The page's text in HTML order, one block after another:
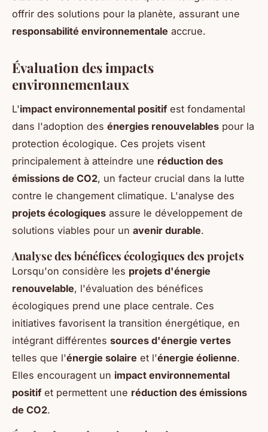
offrir des solutions pour la planète, assurant une
responsabilité environnementale accrue.
Évaluation des impacts
environnementaux
L'impact environnemental positifest fondamental
dans l'adoption des énergies renouvelables pour la
protection écologique. Ces projets visent
principalement à atteindre une réduction des
émissions de CO2, un facteur crucial dans la lutte
contre le changement climatique. L'analyse des
projets écologiques assure le développement de
solutions viables pour un avenir durable.
Analyse des bénéfices écologiques des projets
Lorsqu'on considère les projets d'énergie
renouvelable, l'évaluation des bénéfices
écologiques prend une place centrale. Ces
initiatives favorisent la transition énergétique, en
intégrant différentes sources d'énergie vertes
telles que l'énergie solaire et l'énergie éolienne.
Elles encouragent un impact environnemental
positifet permettent une réduction des émissions
de CO2.